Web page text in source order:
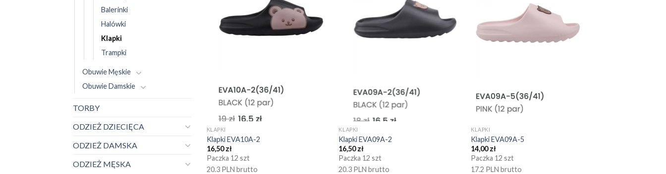
Balerinki
Halówki
Klapki
Trampki
Obuwie Męskie
Obuwie Damskie
TORBY
ODZIEŻ DZIECIĘCA
ODZIEŻ DAMSKA
ODZIEŻ MĘSKA
KLAPKI
Klapki EVA10A-2
16,50zł
Paczka 12 szt
20.3 PLN brutto
KLAPKI
Klapki EVA09A-2
16,50zł
Paczka 12 szt
20.3 PLN brutto
KLAPKI
Klapki EVA09A-5
14,00zł
Paczka 12 szt
17.2 PLN brutto